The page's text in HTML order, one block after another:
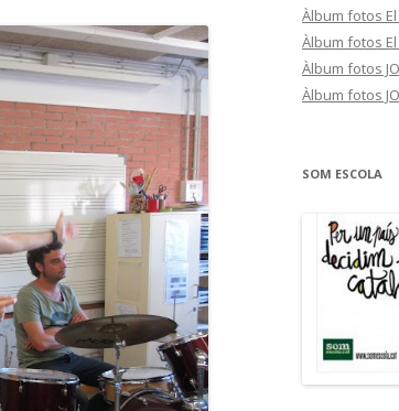
Àlbum fotos
Àlbum fotos
Àlbum fotos
Àlbum fotos
SOM ESCOLA